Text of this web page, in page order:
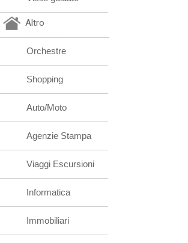
Altro
Orchestre
Shopping
Auto/Moto
Agenzie Stampa
Viaggi Escursioni
Informatica
Immobiliari